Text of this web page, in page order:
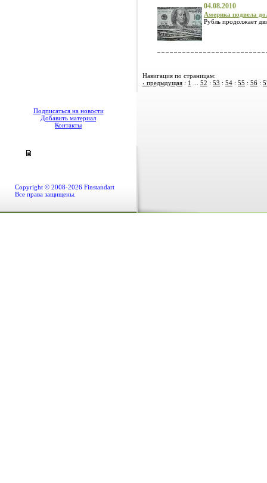
Подписаться на новости
Добавить материал
Контакты
Copyright © 2008-2026 Finstandart
Все права защищены.
04.08.2010
Америка подвела
Рубль продолжает
Навигация по страницам:
‹ предыдущая : 1 52 : 53 : 54 : 55 : 56 :